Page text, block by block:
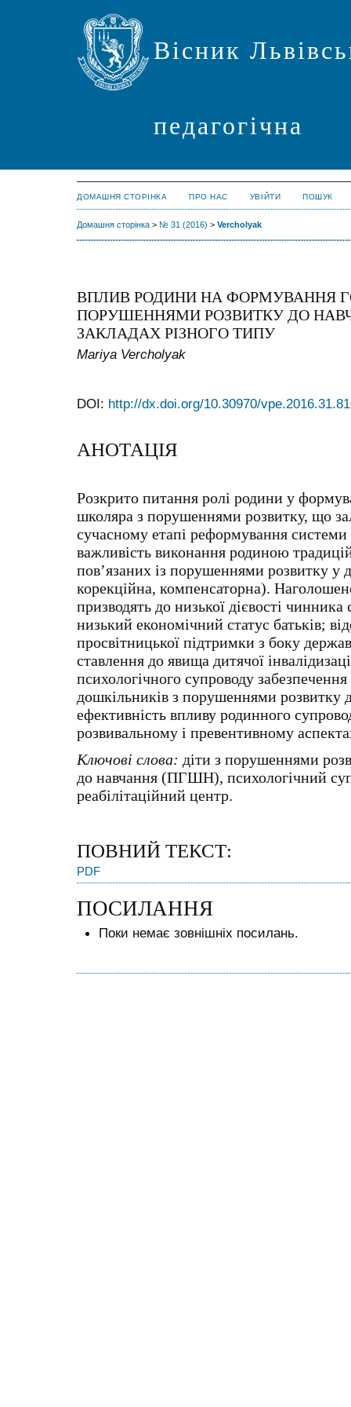
Вісник
педагогічна
ДОМАШНЯ СТОРІНКА ПРО НАС УВІЙТИ ПОШУК
Домашня сторінка > № 31 (2016) > Vercholyak
ВПЛИВ РОДИНИ НА ФОРМУВАННЯ
ПОРУШЕННЯМИ РОЗВИТКУ ДО
ЗАКЛАДАХ РІЗНОГО ТИПУ
Mariya Vercholyak
DOI: http://dx.doi.org/10.30970/
АНОТАЦІЯ
Розкрито питання ролі родини у
школяра з порушеннями розвитку, що
сучасному етапі реформування системи
важливість виконання родиною
пов’язаних із порушеннями розвитку у
корекційна, компенсаторна).
призводять до низької дієвості чинника
низький економічний статус батьків;
просвітницької підтримки з боку
ставлення до явища дитячої
психологічного супроводу забезпечення
дошкільників з порушеннями розвитку
ефективність впливу родинного
розвивальному і превентивному
Ключові слова: діти з порушеннями
до навчання (ПГШН), психологічний
реабілітаційний центр.
ПОВНИЙ ТЕКСТ:
PDF
ПОСИЛАННЯ
Поки немає зовнішніх посилань.